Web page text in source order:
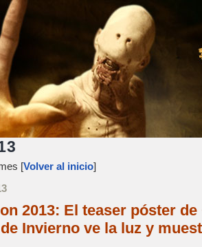
[Volver al inicio]
2013: El teaser póster
Invierno ve la luz y